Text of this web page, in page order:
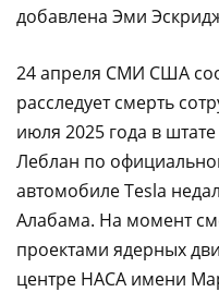
добавлена Эми
24 апреля СМИ США
расследует смерть
июля 2025 года в
Леблан по
автомобиле Tesla
Алабама. На момент
проектами ядерных
центре НАСА имени